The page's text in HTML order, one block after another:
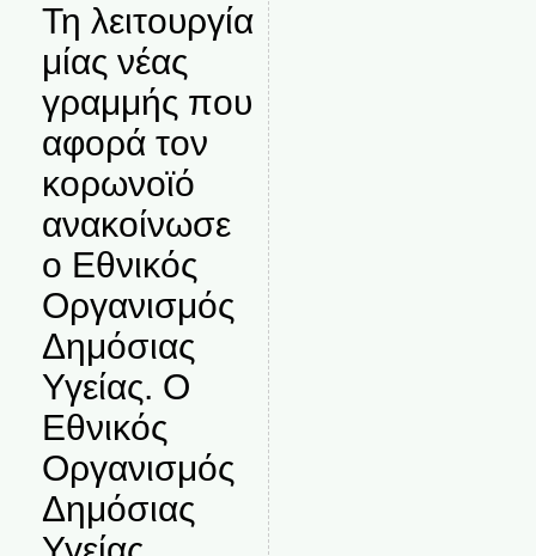
Τη λειτουργία
μίας νέας
γραμμής που
αφορά τον
κορωνοϊό
ανακοίνωσε
ο Εθνικός
Οργανισμός
Δημόσιας
Υγείας. Ο
Εθνικός
Οργανισμός
Δημόσιας